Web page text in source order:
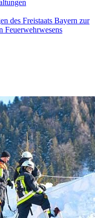
des Freistaats Bayern zur
Feuerwehrwesens